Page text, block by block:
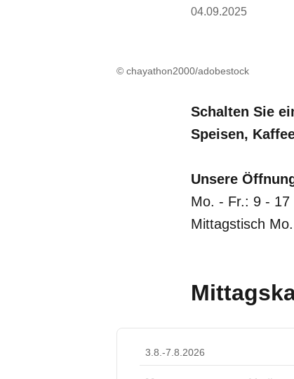
04.09.2025
© chayathon2000/adobestock
Schalten Sie
Speisen,
Unsere
Mo. - Fr.: 9 - 17
Mittagstisch
3.8.-7.8.2026